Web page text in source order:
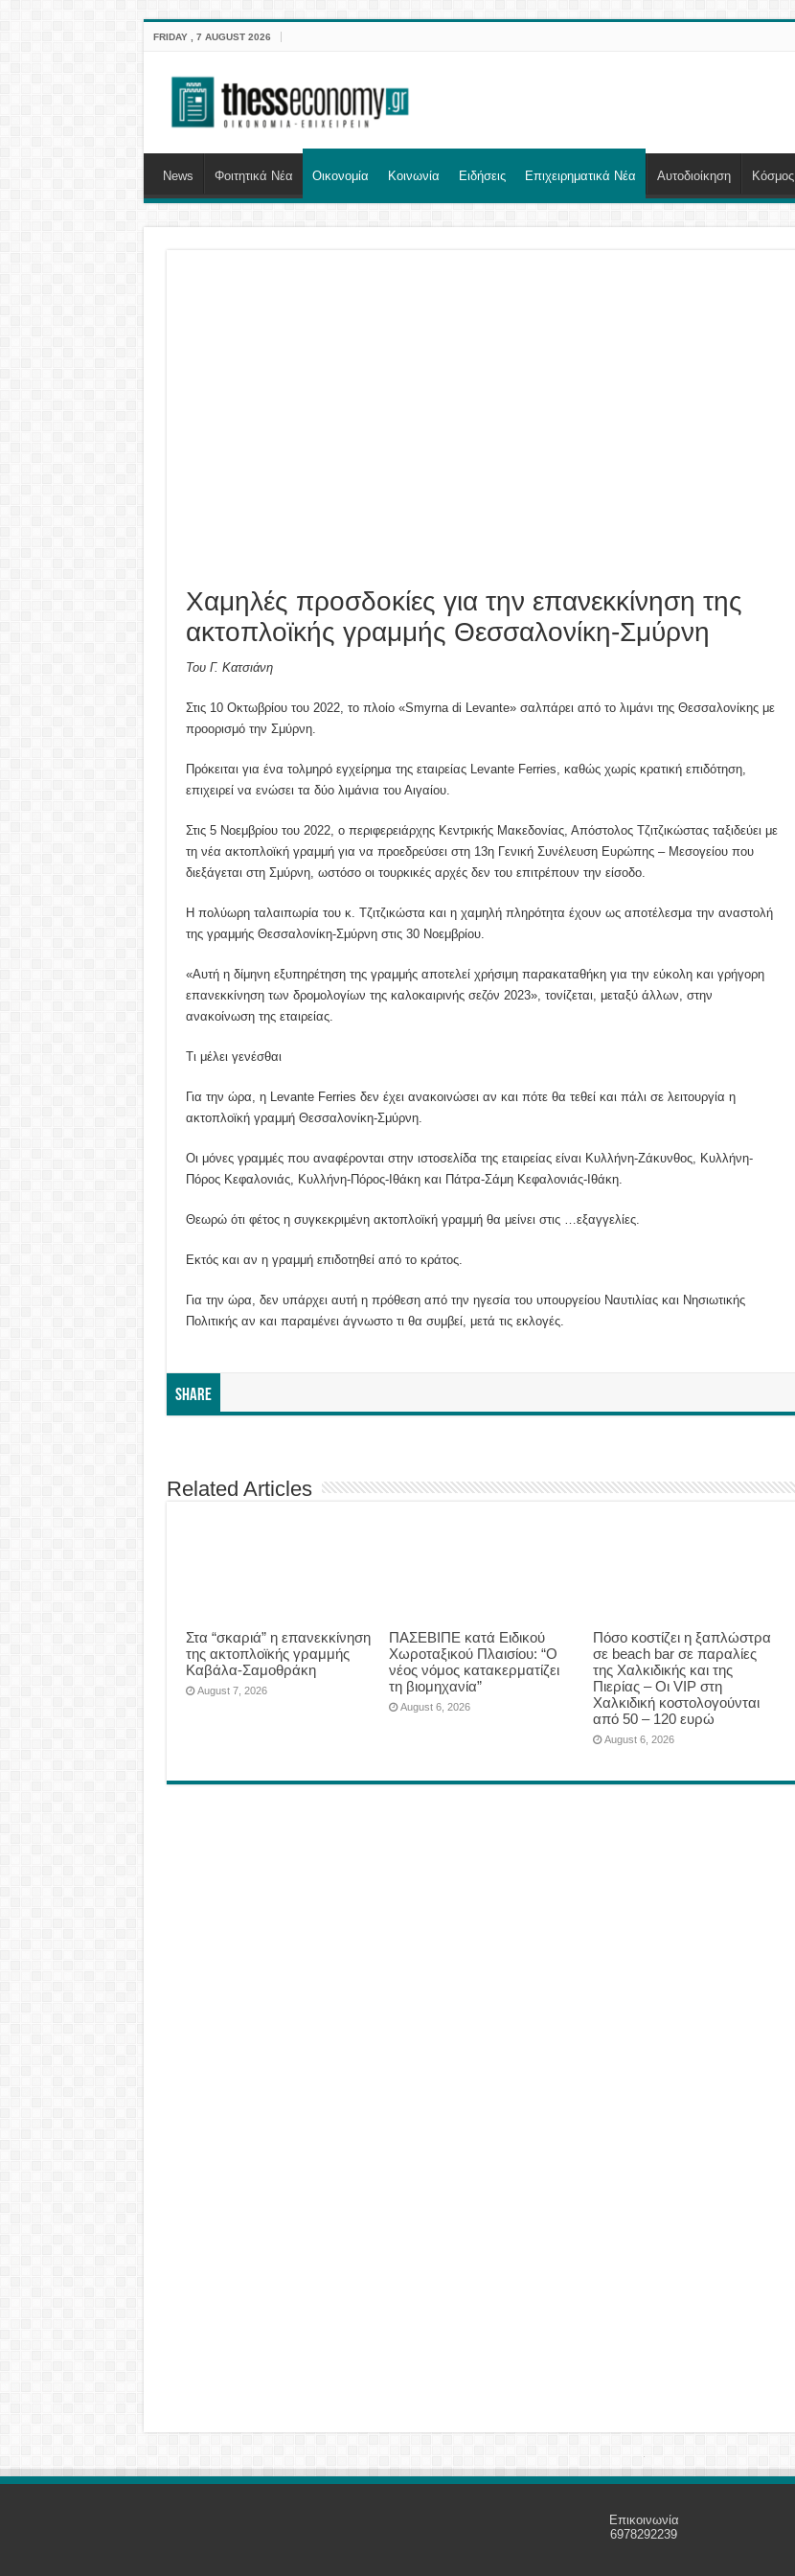
FRIDAY , 7 AUGUST 2026
News Φοιτητικά Νέα Οικονομία Κοινωνία Ειδήσεις Επιχειρηματικά Νέα Αυτοδιοίκηση Κόσμος
Χαμηλές προσδοκίες για την επανεκκίνηση της
ακτοπλοϊκής γραμμής Θεσσαλονίκη-Σμύρνη
Του Γ. Κατσιάνη
Στις 10 Οκτωβρίου του 2022, το πλοίο «Smyrna di Levante» σαλπάρει από το λιμάνι της Θεσσαλονίκης με
προορισμό την Σμύρνη.
Πρόκειται για ένα τολμηρό εγχείρημα της εταιρείας Levante Ferries, καθώς χωρίς κρατική επιδότηση,
επιχειρεί να ενώσει τα δύο λιμάνια του Αιγαίου.
Στις 5 Νοεμβρίου του 2022, ο περιφερειάρχης Κεντρικής Μακεδονίας, Απόστολος Τζιτζικώστας ταξιδεύει με
τη νέα ακτοπλοϊκή γραμμή για να προεδρεύσει στη 13η Γενική Συνέλευση Ευρώπης – Μεσογείου που
διεξάγεται στη Σμύρνη, ωστόσο οι τουρκικές αρχές δεν του επιτρέπουν την είσοδο.
Η πολύωρη ταλαιπωρία του κ. Τζιτζικώστα και η χαμηλή πληρότητα έχουν ως αποτέλεσμα την αναστολή
της γραμμής Θεσσαλονίκη-Σμύρνη στις 30 Νοεμβρίου.
«Αυτή η δίμηνη εξυπηρέτηση της γραμμής αποτελεί χρήσιμη παρακαταθήκη για την εύκολη και γρήγορη
επανεκκίνηση των δρομολογίων της καλοκαιρινής σεζόν 2023», τονίζεται, μεταξύ άλλων, στην
ανακοίνωση της εταιρείας.
Τι μέλει γενέσθαι
Για την ώρα, η Levante Ferries δεν έχει ανακοινώσει αν και πότε θα τεθεί και πάλι σε λειτουργία η
ακτοπλοϊκή γραμμή Θεσσαλονίκη-Σμύρνη.
Οι μόνες γραμμές που αναφέρονται στην ιστοσελίδα της εταιρείας είναι Κυλλήνη-Ζάκυνθος, Κυλλήνη-
Πόρος Κεφαλονιάς, Κυλλήνη-Πόρος-Ιθάκη και Πάτρα-Σάμη Κεφαλονιάς-Ιθάκη.
Θεωρώ ότι φέτος η συγκεκριμένη ακτοπλοϊκή γραμμή θα μείνει στις …εξαγγελίες.
Εκτός και αν η γραμμή επιδοτηθεί από το κράτος.
Για την ώρα, δεν υπάρχει αυτή η πρόθεση από την ηγεσία του υπουργείου Ναυτιλίας και Νησιωτικής
Πολιτικής αν και παραμένει άγνωστο τι θα συμβεί, μετά τις εκλογές.
Share
Related Articles
Στα “σκαριά” η επανεκκίνηση
της ακτοπλοϊκής γραμμής
Καβάλα-Σαμοθράκη
August 7, 2026
ΠΑΣΕΒΙΠΕ κατά Ειδικού
Χωροταξικού Πλαισίου: “Ο
νέος νόμος κατακερματίζει
τη βιομηχανία”
August 6, 2026
Πόσο κοστίζει η ξαπλώστρα
σε beach bar σε παραλίες
της Χαλκιδικής και της
Πιερίας – Οι VIP στη
Χαλκιδική κοστολογούνται
από 50 – 120 ευρώ
August 6, 2026
Επικοινωνία
6978292239